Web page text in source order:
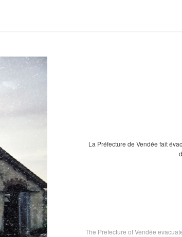
La Préfecture de Vendée fait
The Prefecture of Vendée